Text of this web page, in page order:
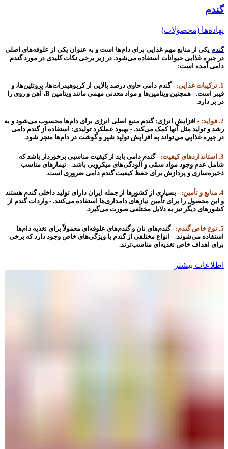
گندم
نهاده‌ها (محصولات)
گندم یکی از منابع مهم غذایی برای دام‌ها است و به عنوان یکی از علوفه‌های اصلی
در جیره غذایی حیوانات استفاده می‌شود. در زیر برخی نکات کلیدی در مورد گندم
دامی آمده است:
1. ترکیبات غذایی:
- گندم دامی حاوی درصد بالایی از کربوهیدرات‌ها، پروتئین‌ها، و
فیبر است. - همچنین ویتامین‌ها و مواد معدنی مهمی مانند ویتامین B، آهن و روی را
در بر دارد.
2. فواید:
- افزایش انرژی: گندم منبع اصلی انرژی برای دام‌ها محسوب می‌شود و به
رشد و تولید مثل آنها کمک می‌کند. - بهبود عملکرد تولیدی: استفاده از گندم دامی
در جیره غذایی می‌تواند به افزایش تولید شیر و گوشت در دام‌ها منجر شود.
3. استانداردهای کیفیت:
- گندم دامی باید از کیفیت مناسبی برخوردار باشد که
شامل عدم وجود مواد سمّی و آلودگی‌های میکروبی باشد. - تیمار‌های مناسب
ذخیره‌سازی و پردازش برای حفظ کیفیت گندم دامی ضروری است.
4. منابع و تأمین:
- بسیاری از کشورها از جمله ایران دارای تولید داخلی گندم هستند
و این محصول را برای تأمین نیازهای دامداری‌ها استفاده می‌کنند. - واردات گندم از
کشورهای دیگر نیز به دلایل مختلفی صورت می‌گیرد.
5. نوع خاص گندم:
- گندم‌های نان و گندم‌های علوفه‌ای معمولاً برای تغذیه دام‌ها
استفاده می‌شوند. - انواع مختلفی از گندم با ویژگی‌های خاص وجود دارد که برخی
برای اهداف خاص تغذیه‌ای مناسب‌ترند.
اطلاعات بیشتر